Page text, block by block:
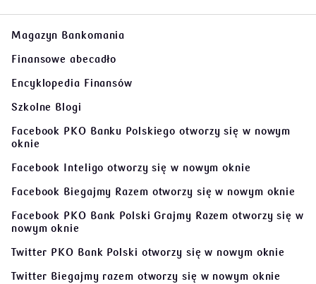
Finansowe abecadło
Encyklopedia Finansów
Szkolne Blogi
Facebook PKO Banku Polskiego
Facebook Biegajmy Razem
Facebook PKO Bank Polski Grajmy Razemotworzy się w
Twitter Biegajmy razem
Instagram PKO Bank Polskiotworzy się w nowym oknie
Instagram Biegajmy razemotworzy się w nowym oknie